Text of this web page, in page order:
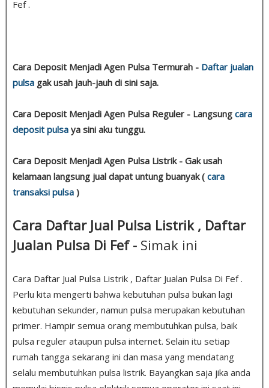
Fef .
Cara Deposit Menjadi Agen Pulsa Termurah - Daftar jualan
pulsa gak usah jauh-jauh di sini saja.
Cara Deposit Menjadi Agen Pulsa Reguler - Langsung cara
deposit pulsa ya sini aku tunggu.
Cara Deposit Menjadi Agen Pulsa Listrik - Gak usah
kelamaan langsung jual dapat untung buanyak ( cara
transaksi pulsa )
Cara Daftar Jual Pulsa Listrik , Daftar
Jualan Pulsa Di Fef - Simak ini
Cara Daftar Jual Pulsa Listrik , Daftar Jualan Pulsa Di Fef .
Perlu kita mengerti bahwa kebutuhan pulsa bukan lagi
kebutuhan sekunder, namun pulsa merupakan kebutuhan
primer. Hampir semua orang membutuhkan pulsa, baik
pulsa reguler ataupun pulsa internet. Selain itu setiap
rumah tangga sekarang ini dan masa yang mendatang
selalu membutuhkan pulsa listrik. Bayangkan saja jika anda